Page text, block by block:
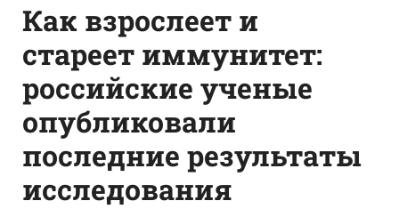
Как взрослеет и
стареет иммунитет:
российские ученые
опубликовали
последние результаты
исследования